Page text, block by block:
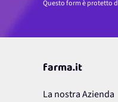
Questo form è protetto
farma.it
La nostra Azienda